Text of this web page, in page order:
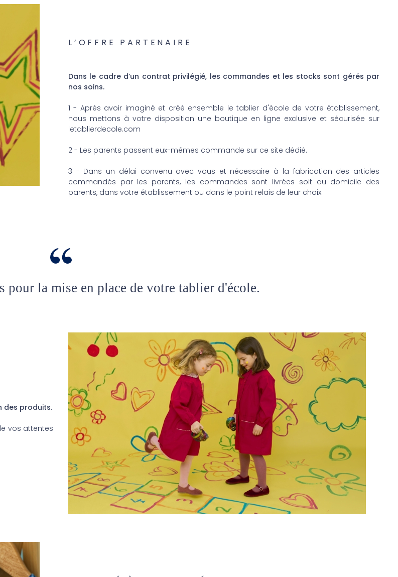
L’OFFRE PARTENAIRE
Dans le cadre d’un contrat privilégié, les commandes et les stocks sont gérés par
nos soins.
1 - Après avoir imaginé et créé ensemble le tablier d'école de votre établissement,
nous mettons à votre disposition une boutique en ligne exclusive et sécurisée sur
letablierdecole.com
2 - Les parents passent eux-mêmes commande sur ce site dédié.
3 - Dans un délai convenu avec vous et nécessaire à la fabrication des articles
commandés par les parents, les commandes sont livrées soit au domicile des
parents, dans votre établissement ou dans le point relais de leur choix.
pour la mise en place de votre tablier d'école.
des produits.
vos attentes